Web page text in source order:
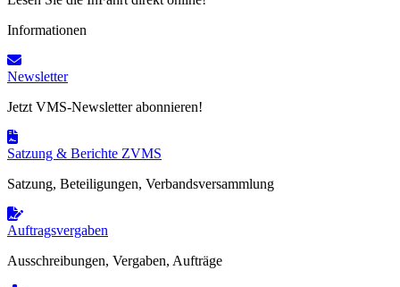
Informationen
Newsletter
Jetzt VMS-Newsletter abonnieren!
Satzung & Berichte ZVMS
Satzung, Beteiligungen, Verbandsversammlung
Auftragsvergaben
Ausschreibungen, Vergaben, Aufträge